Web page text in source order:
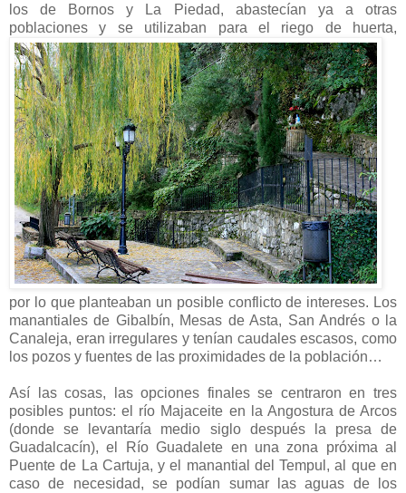
los de Bornos y La Piedad, abastecían ya a otras
poblaciones y se utilizaban para el riego de huerta,
por lo que planteaban un posible conflicto de intereses. Los
manantiales de Gibalbín, Mesas de Asta, San Andrés o la
Canaleja, eran irregulares y tenían caudales escasos, como
los pozos y fuentes de las proximidades de la población…
Así las cosas, las opciones finales se centraron en tres
posibles puntos: el río Majaceite en la Angostura de Arcos
(donde se levantaría medio siglo después la presa de
Guadalcacín), el Río Guadalete en una zona próxima al
Puente de La Cartuja, y el manantial del Tempul, al que en
caso de necesidad, se podían sumar las aguas de los